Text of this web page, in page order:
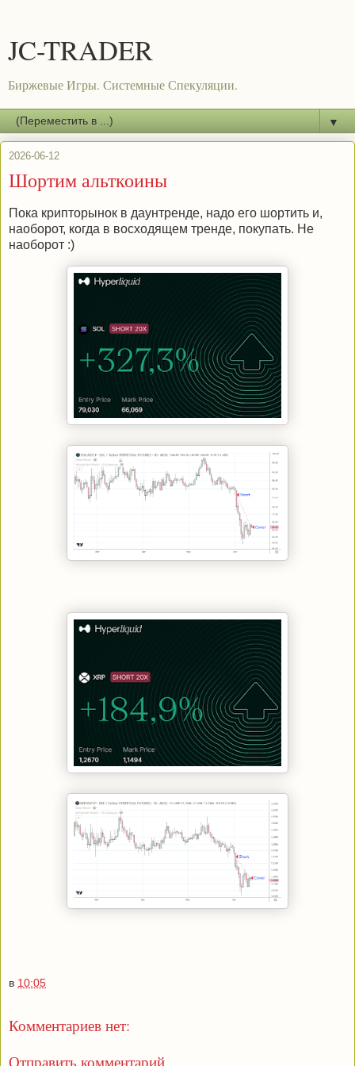
JC-TRADER
Биржевые Игры. Системные Спекуляции.
▼
2026-06-12
Шортим альткоины
Пока крипторынок в даунтренде, надо его шортить и,
наоборот, когда в восходящем тренде, покупать. Не
наоборот :)
в 10:05
Комментариев нет:
Отправить комментарий